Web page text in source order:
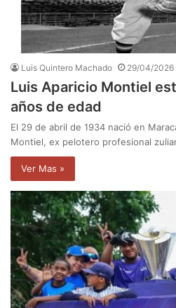
Luis Quintero Machado 29/04/2026
Luis Aparicio Montiel
años de edad
El 29 de abril de 1934 nació en
Montiel, ex pelotero profesional
Ver Mas »